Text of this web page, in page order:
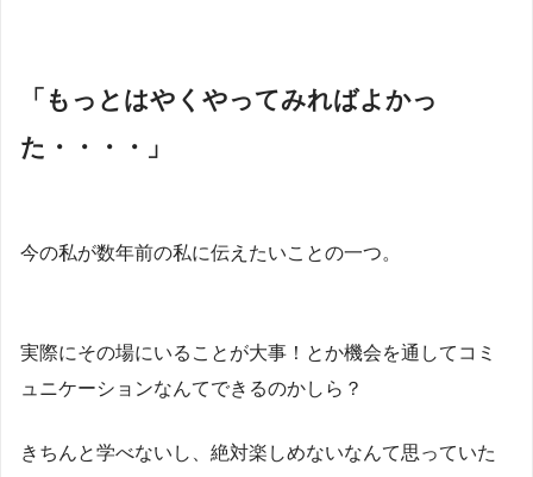
「もっとはやくやってみればよかっ
た・・・・」
今の私が数年前の私に伝えたいことの一つ。
実際にその場にいることが大事！とか機会を通してコミ
ュニケーションなんてできるのかしら？
きちんと学べないし、絶対楽しめないなんて思っていた